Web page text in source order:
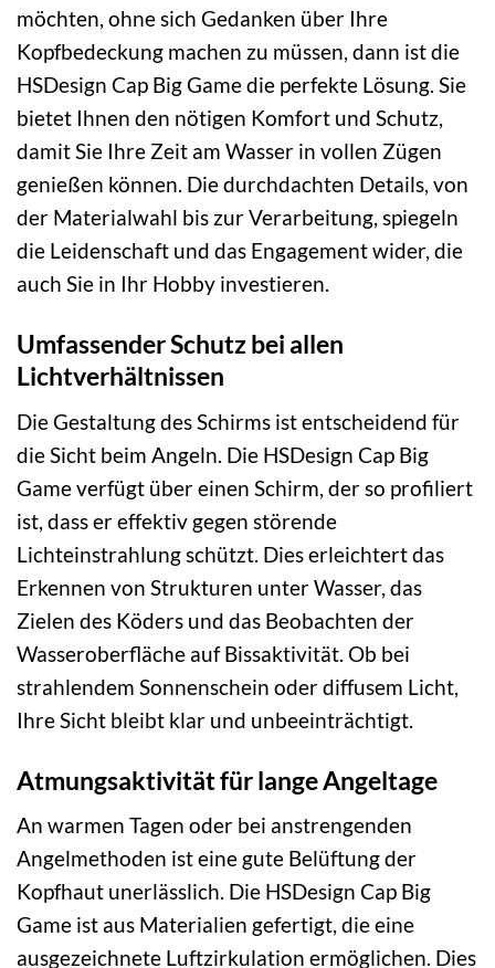
möchten, ohne sich Gedanken über Ihre
Kopfbedeckung machen zu müssen, dann ist die
HSDesign Cap Big Game die perfekte Lösung. Sie
bietet Ihnen den nötigen Komfort und Schutz,
damit Sie Ihre Zeit am Wasser in vollen Zügen
genießen können. Die durchdachten Details, von
der Materialwahl bis zur Verarbeitung, spiegeln
die Leidenschaft und das Engagement wider, die
auch Sie in Ihr Hobby investieren.
Umfassender Schutz bei allen
Lichtverhältnissen
Die Gestaltung des Schirms ist entscheidend für
die Sicht beim Angeln. Die HSDesign Cap Big
Game verfügt über einen Schirm, der so profiliert
ist, dass er effektiv gegen störende
Lichteinstrahlung schützt. Dies erleichtert das
Erkennen von Strukturen unter Wasser, das
Zielen des Köders und das Beobachten der
Wasseroberfläche auf Bissaktivität. Ob bei
strahlendem Sonnenschein oder diffusem Licht,
Ihre Sicht bleibt klar und unbeeinträchtigt.
Atmungsaktivität für lange Angeltage
An warmen Tagen oder bei anstrengenden
Angelmethoden ist eine gute Belüftung der
Kopfhaut unerlässlich. Die HSDesign Cap Big
Game ist aus Materialien gefertigt, die eine
ausgezeichnete Luftzirkulation ermöglichen. Dies